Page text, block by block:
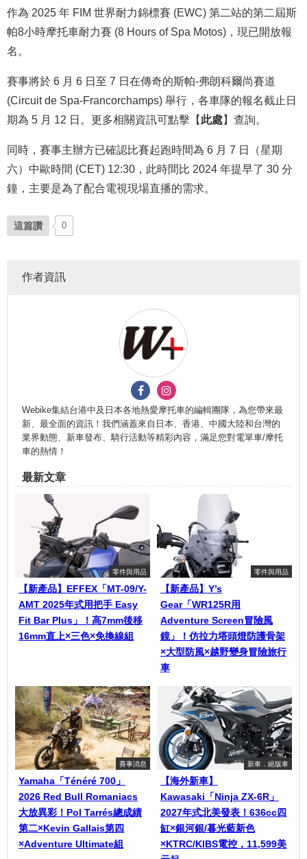
作為 2025 年 FIM 世界耐力錦標賽 (EWC) 第二站的第二屆斯
帕8小時摩托車耐力賽 (8 Hours of Spa Motos)，現已開放報
名。
賽事將於 6 月 6 日至 7 日在傳奇的斯帕-弗朗科爾尚賽道
(Circuit de Spa-Francorchamps) 舉行，各車隊的報名截止日
期為 5 月 12 日。更多相關資訊可點擊【 此處】查詢。
同時，賽事主辦方已確認比賽起跑時間為 6 月 7 日（星期
六）中歐時間 (CET) 12:30，此時間比 2024 年提早了 30 分
鐘，主要是為了配合電視現場直播的需求。
這篇讚 0
作者資訊
Webike集結台港中及日本各地熱愛摩托車的編輯團隊，為您帶來最
新、最全面的資訊！我們涵蓋來自日本、香港、中國大陸和台灣的
業界動態、新車發布、騎行活動等精彩內容，滿足您對電單車/摩托
車的熱情！
最新文章
零件與用品
【新產品】EFFEX「MT-09/Y-
AMT 2025年式用把手 Easy
Fit Bar Plus」！高7mm後移
16mm直上×三色×免換線組
零件與用品
【新產品】Y’s
Gear「WR125R用
Adventure Screen冒險風
鏡」！仿拉力塔頭燈防護骨架
×大型防風×越野變身冒險旅行
車
賽事消息
Yamaha「Ténéré 700」
2026 Red Bull Romaniacs
大放異彩！Pol Tarrés總成績
第二×Kevin Gallais第四
×Adventure Ultimate組
新車．絕版車
【海外新車】
Kawasaki「Ninja ZX-6R」
2027年式北美發表！636cc四
缸×銀河銀/暮光藍新色
×KTRC/KIBS電控，11,599美